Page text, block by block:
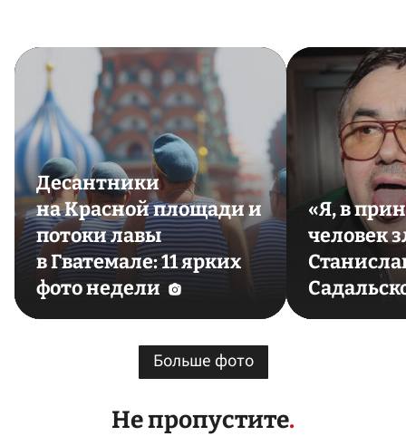
Десантники
на Красной площади и
потоки лавы
в Гватемале: 11 ярких
фото недели
«Я, в
человек
Больше фото
Не пропустите